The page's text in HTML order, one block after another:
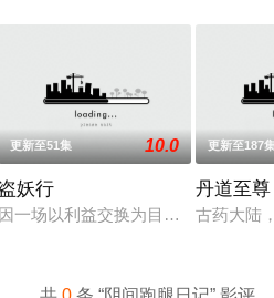
胁来袭，天生废灵根的少年秦雨
更新至51集 10.0
盗妖行
因一场以利益交换为目的的联姻，太
更新至187
丹道至尊
古药大陆